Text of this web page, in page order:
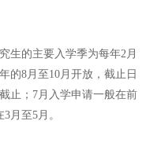
生的主要入学季为每年2月
的8月至10月开放，截止日
止；7月入学申请一般在前
月至5月。